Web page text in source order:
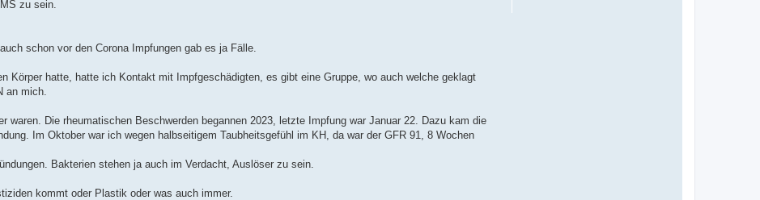
zu sein.
schon vor den Corona Impfungen gab es ja Fälle.
Körper hatte, hatte ich Kontakt mit Impfgeschädigten, es gibt eine Gruppe, wo auch welche geklagt
an mich.
waren. Die rheumatischen Beschwerden begannen 2023, letzte Impfung war Januar 22. Dazu kam die
Im Oktober war ich wegen halbseitigem Taubheitsgefühl im KH, da war der GFR 91, 8 Wochen
Bakterien stehen ja auch im Verdacht, Auslöser zu sein.
kommt oder Plastik oder was auch immer.